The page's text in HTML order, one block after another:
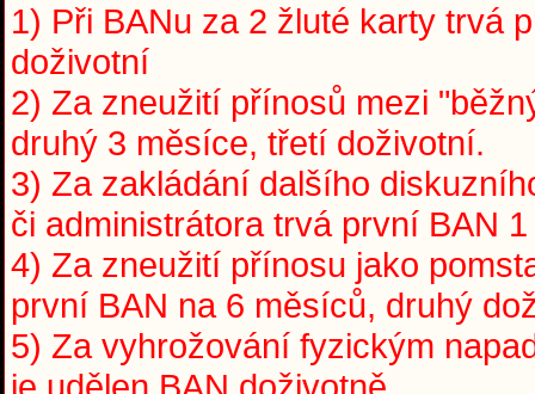
1) Při BANu za 2 žluté karty trvá
doživotní
2) Za zneužití přínosů mezi
druhý 3 měsíce, třetí doživotní.
3) Za zakládání dalšího
či administrátora trvá první BAN
4) Za zneužití přínosu jako
první BAN na 6 měsíců, druhý
5) Za vyhrožování fyzickým